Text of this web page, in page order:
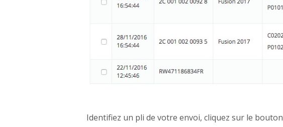
Identifiez un pli de votre envoi, cliquez sur le bouton